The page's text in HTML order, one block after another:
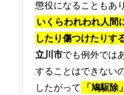
懲役になることもあ
いくらわれわれ人間
したり傷つけたりす
立川市でも例外では
することはできない
したがって
「鳩駆